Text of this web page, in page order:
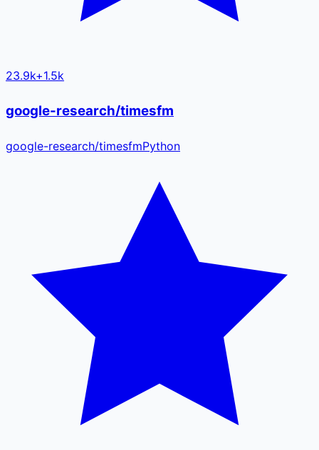
23.9k+1.5k
google-research/timesfm
google-research/timesfmPython